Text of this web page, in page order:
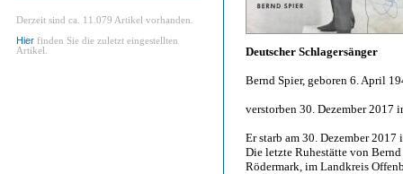
Derzeit sind ca. 11.079 Artikel vorhanden.
Hier finden Sie die zuletzt eingestellten
Artikel.
Deutscher Schlagersänger
Bernd Spier, geboren 6. April
verstorben 30. Dezember 2017
Er starb am 30. Dezember
Die letzte Ruhestätte von
Rödermark, im Landkreis